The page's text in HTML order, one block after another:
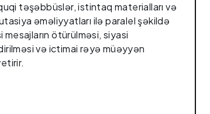
təşəbbüslər, istintaq materialları və
əməliyyatları ilə paralel şəkildə
ötürülməsi, siyasi
və ictimai rəyə müəyyən